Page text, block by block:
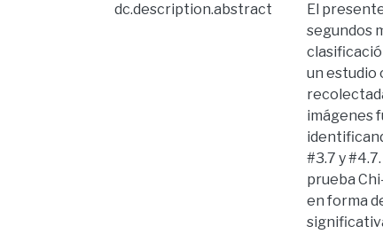
dc.description.abstract
El
segundos
un estudio
imágenes
#3.7 y
prueba
en forma